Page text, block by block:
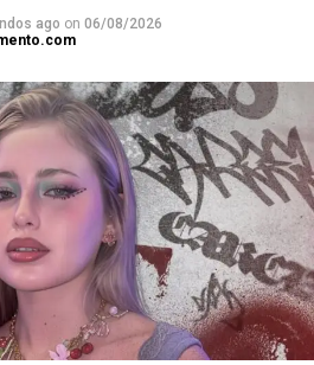
ago on 06/08/2026